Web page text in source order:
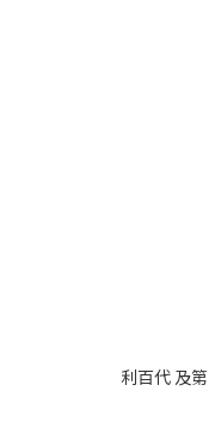
利百代 及